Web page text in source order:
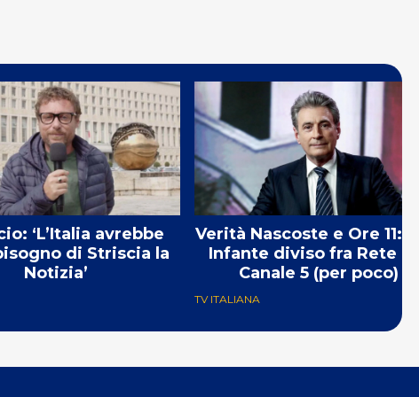
‘L’Italia avrebbe
di Striscia la
Notizia’
Verità Nascoste e Ore 11:
Infante diviso fra Rete 4 e
Canale 5 (per poco)
TV ITALIANA